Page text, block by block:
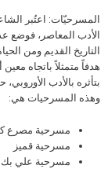
المسرحيّات: اعتُبر
الأدب المعاصر، فوضع
التاريخ القديم ومن
هدفاً متمثلاً باتجاه
بتأثره بالأدب
وهذه المسرحيات هي:
مسرحية مصرع
مسرحية قميز
مسرحية علي بك